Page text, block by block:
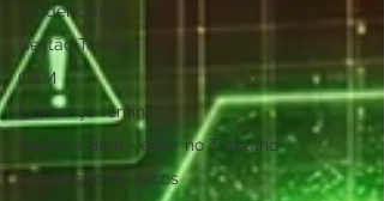
Tendências
Gestão Térmica
O&M
Liderança femina
Saúde e Bem - estar no Trabalho
Percepção de riscos